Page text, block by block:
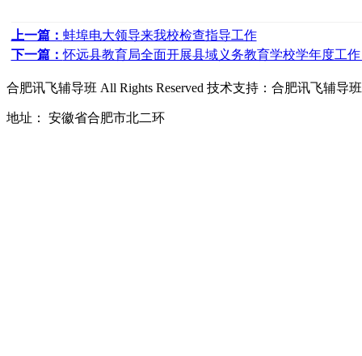
上一篇： 蚌埠电大领导来我校检查指导工作
下一篇：怀远县教育局全面开展县域义务教育学校学年度工
合肥讯飞辅导班 All Rights Reserved 技术支持： 合肥讯飞辅导班
地址： 安徽省合肥市北二环